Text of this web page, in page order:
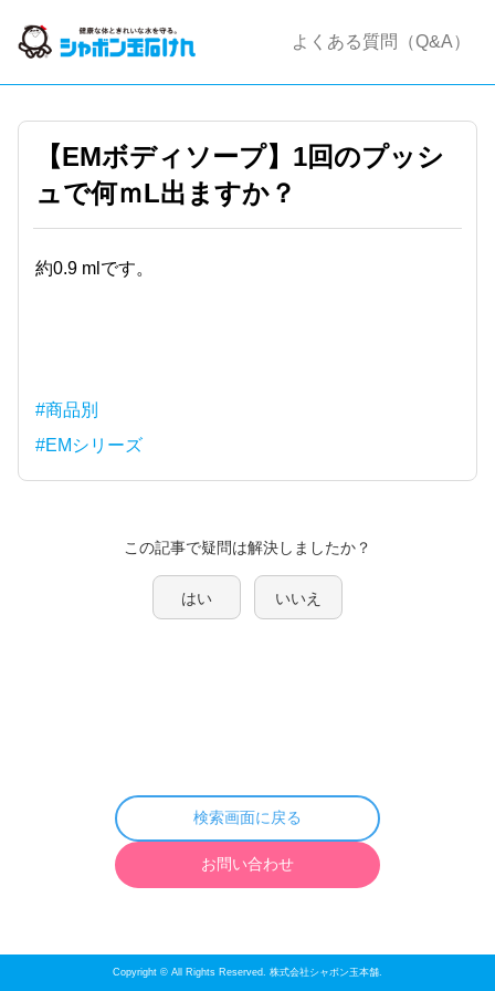
よくある質問（Q&A）
【EMボディソープ】1回のプッシ
ュで何ｍL出ますか？
約0.9 mlです。
#商品別
#EMシリーズ
この記事で疑問は解決しましたか？
はい いいえ
検索画面に戻る
お問い合わせ
Copyright © All Rights Reserved. 株式会社シャボン玉本舗.